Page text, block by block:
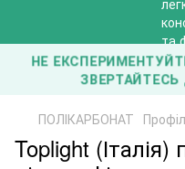
НЕ
ЗВЕРТАЙТЕСЬ
ПОЛІКАРБОНАТ
Toplight